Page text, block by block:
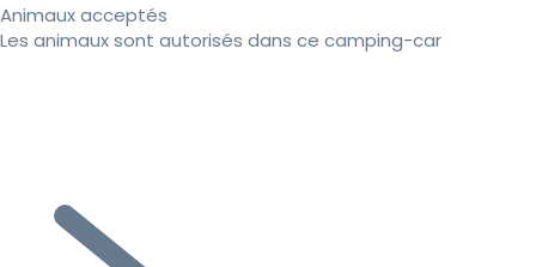
Animaux acceptés
Les animaux sont autorisés dans ce camping-car